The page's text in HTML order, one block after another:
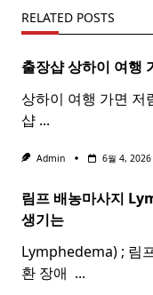
RELATED POSTS
출장샵 상하이 여행
상하이 여행 가면 저
샵 ...
Admin 6월 4, 2026
림프 배농마사지
생기는
Lymphedema) ; 림
환 장애 ​ ...